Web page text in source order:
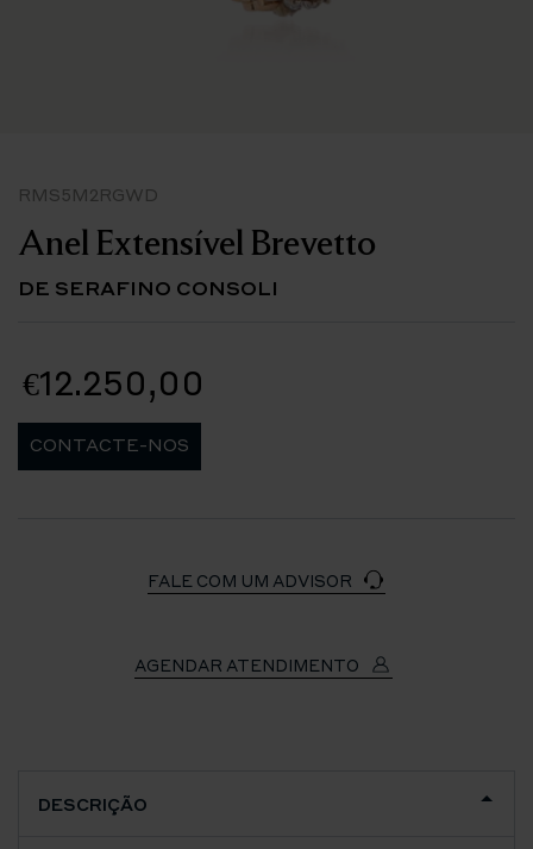
RMS5M2RGWD
Anel Extensível Brevetto
DE SERAFINO CONSOLI
€12.250,00
CONTACTE-NOS
FALE COM UM ADVISOR
AGENDAR ATENDIMENTO
DESCRIÇÃO